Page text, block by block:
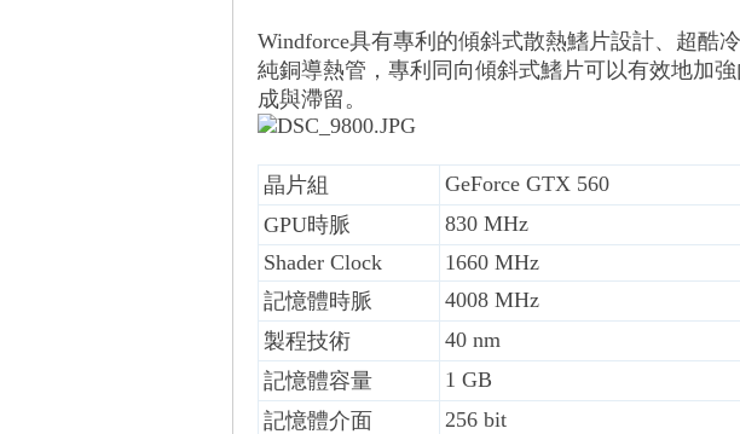
Windforce具有專利的傾斜式散熱鰭片設計、超酷
純銅導熱管，專利同向傾斜式鰭片可以有效地加
成與滯留。
晶片組
GeForce GTX 560
GPU時脈
830 MHz
Shader Clock
1660 MHz
記憶體時脈
4008 MHz
製程技術
40 nm
記憶體容量
1 GB
記憶體介面
256 bit